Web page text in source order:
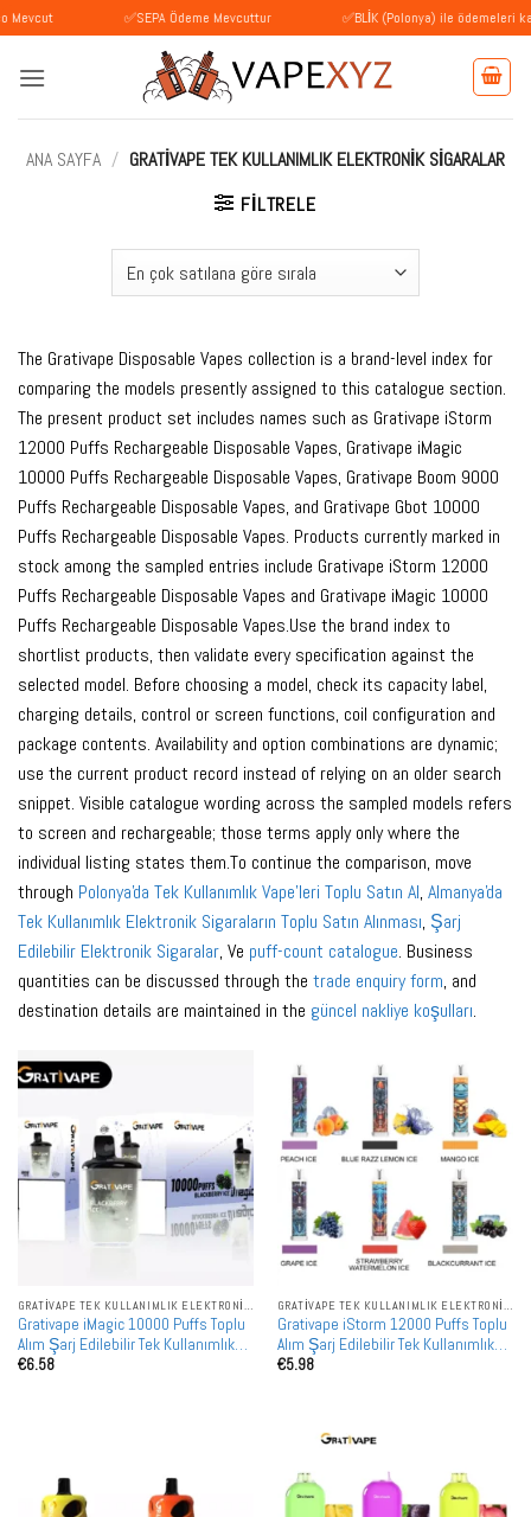
İçeriğe
atla
✅SEPA Ödeme Mevcuttur ✅BLİK (Polonya) ile ödemeleri kabul
ANA SAYFA / GRATIVAPE TEK KULLANIMLIK ELEKTRONIK SIGARALAR
FILTRELE
The Grativape Disposable Vapes collection is a brand-level index for
comparing the models presently assigned to this catalogue section.
The present product set includes names such as Grativape iStorm
12000 Puffs Rechargeable Disposable Vapes, Grativape iMagic
10000 Puffs Rechargeable Disposable Vapes, Grativape Boom 9000
Puffs Rechargeable Disposable Vapes, and Grativape Gbot 10000
Puffs Rechargeable Disposable Vapes. Products currently marked in
stock among the sampled entries include Grativape iStorm 12000
Puffs Rechargeable Disposable Vapes and Grativape iMagic 10000
Puffs Rechargeable Disposable Vapes.Use the brand index to
shortlist products, then validate every specification against the
selected model. Before choosing a model, check its capacity label,
charging details, control or screen functions, coil configuration and
package contents. Availability and option combinations are dynamic;
use the current product record instead of relying on an older search
snippet. Visible catalogue wording across the sampled models refers
to screen and rechargeable; those terms apply only where the
individual listing states them.To continue the comparison, move
through Polonya'da Tek Kullanımlık Vape'leri Toplu Satın Al, Almanya'da
Tek Kullanımlık Elektronik Sigaraların Toplu Satın Alınması, Şarj
Edilebilir Elektronik Sigaralar, Ve puff-count catalogue. Business
quantities can be discussed through the trade enquiry form, and
destination details are maintained in the güncel nakliye koşulları.
GRATIVAPE TEK KULLANIMLIK ELEKTRONIK SIGARALAR
Grativape iMagic 10000 Puffs Toplu
Alım Şarj Edilebilir Tek Kullanımlık
Vape Toptan Satış
€6.58
GRATIVAPE TEK KULLANIMLIK ELEKTRONIK SIGARALAR
Grativape iStorm 12000 Puffs Toplu
Alım Şarj Edilebilir Tek Kullanımlık
Vape Toptan Satış
€5.98